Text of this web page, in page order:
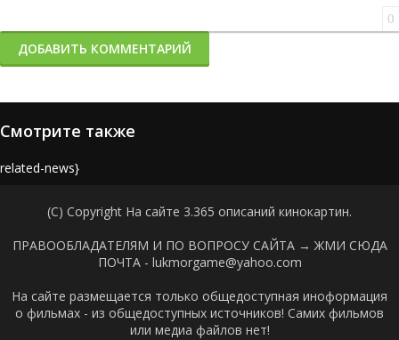
0
ДОБАВИТЬ КОММЕНТАРИЙ
Смотрите также
news}
(C) Copyright На сайте 3.365 описаний кинокартин.
ПРАВООБЛАДАТЕЛЯМ И ПО ВОПРОСУ САЙТА → ЖМИ СЮДА
ПОЧТА - lukmorgame@yahoo.com
На сайте размещается только общедоступная иноформация
о фильмах - из общедоступных источников! Самих фильмов
или медиа файлов нет!